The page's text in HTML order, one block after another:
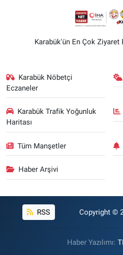
Karabük'ün En Çok Ziyaret
Karabük Nöbetçi
Eczaneler
Karabük Trafik Yoğunluk
Haritası
Tüm Manşetler
Haber Arşivi
RSS Copyright ©
Haber Yazılımı: